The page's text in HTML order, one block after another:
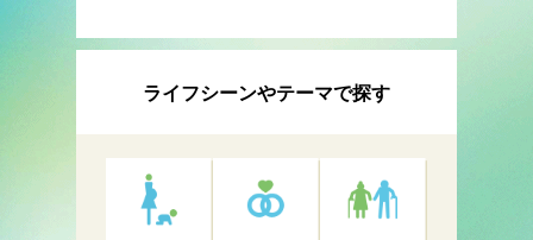
ライフシーンやテーマで探す